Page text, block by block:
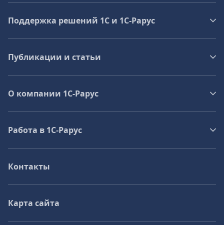
Поддержка решений 1С и 1С‑Рарус
Публикации и статьи
О компании 1C-Рарус
Работа в 1С‑Рарус
Контакты
Карта сайта